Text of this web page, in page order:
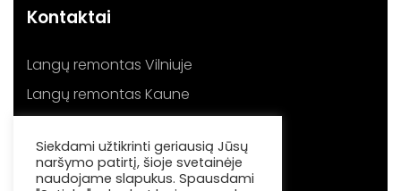
Kontaktai
Langų remontas Vilniuje
Langų remontas Kaune
Siekdami užtikrinti geriausią Jūsų
naršymo patirtį, šioje svetainėje
naudojame slapukus. Spausdami